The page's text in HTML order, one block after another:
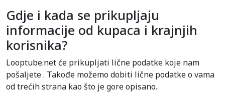
Gdje i kada se prikupljaju
informacije od kupaca i krajnjih
korisnika?
Looptube.net će prikupljati lične podatke koje nam
pošaljete . Takođe možemo dobiti lične podatke o vama
od trećih strana kao što je gore opisano.